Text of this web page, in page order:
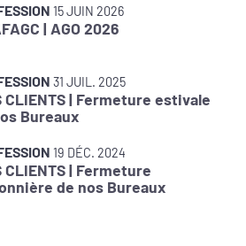
15 JUIN 2026
| AGO 2026
31 JUIL. 2025
CLIENTS | Fermeture estivale
Bureaux
19 DÉC. 2024
CLIENTS | Fermeture
de nos Bureaux